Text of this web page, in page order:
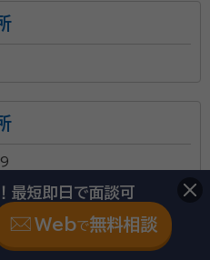
最短即日で面談可
Webで無料相談